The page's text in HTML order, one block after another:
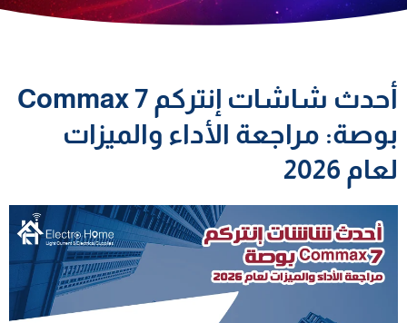
أحدث شاشات إنتركم Commax 7
بوصة: مراجعة الأداء والميزات
لعام 2026